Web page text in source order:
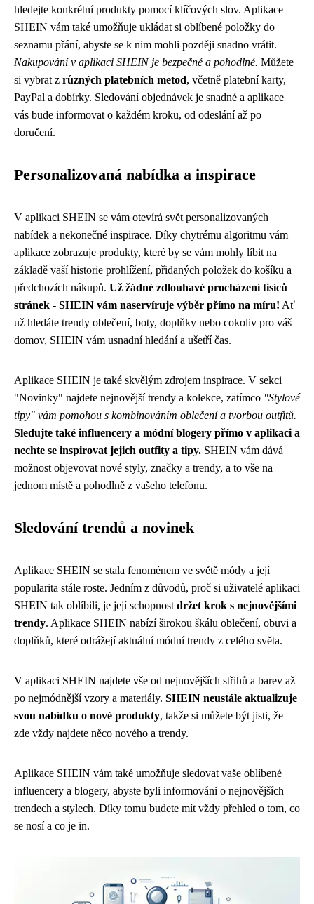
hledejte konkrétní produkty pomocí klíčových slov. Aplikace
SHEIN vám také umožňuje ukládat si oblíbené položky do
seznamu přání, abyste se k nim mohli později snadno vrátit.
Nakupování v aplikaci SHEIN je bezpečné a pohodlné. Můžete
si vybrat z různých platebních metod, včetně platební karty,
PayPal a dobírky. Sledování objednávek je snadné a aplikace
vás bude informovat o každém kroku, od odeslání až po
doručení.
Personalizovaná nabídka a inspirace
V aplikaci SHEIN se vám otevírá svět personalizovaných
nabídek a nekonečné inspirace. Díky chytrému algoritmu vám
aplikace zobrazuje produkty, které by se vám mohly líbit na
základě vaší historie prohlížení, přidaných položek do košíku a
předchozích nákupů. Už žádné zdlouhavé procházení tisíců
stránek - SHEIN vám naservíruje výběr přímo na míru! Ať
už hledáte trendy oblečení, boty, doplňky nebo cokoliv pro váš
domov, SHEIN vám usnadní hledání a ušetří čas.
Aplikace SHEIN je také skvělým zdrojem inspirace. V sekci
"Novinky" najdete nejnovější trendy a kolekce, zatímco "Stylové
tipy" vám pomohou s kombinováním oblečení a tvorbou outfitů.
Sledujte také influencery a módní blogery přímo v aplikaci a
nechte se inspirovat jejich outfity a tipy. SHEIN vám dává
možnost objevovat nové styly, značky a trendy, a to vše na
jednom místě a pohodlně z vašeho telefonu.
Sledování trendů a novinek
Aplikace SHEIN se stala fenoménem ve světě módy a její
popularita stále roste. Jedním z důvodů, proč si uživatelé aplikaci
SHEIN tak oblíbili, je její schopnost držet krok s nejnovějšími
trendy. Aplikace SHEIN nabízí širokou škálu oblečení, obuvi a
doplňků, které odrážejí aktuální módní trendy z celého světa.
V aplikaci SHEIN najdete vše od nejnovějších střihů a barev až
po nejmódnější vzory a materiály. SHEIN neustále aktualizuje
svou nabídku o nové produkty, takže si můžete být jisti, že
zde vždy najdete něco nového a trendy.
Aplikace SHEIN vám také umožňuje sledovat vaše oblíbené
influencery a blogery, abyste byli informováni o nejnovějších
trendech a stylech. Díky tomu budete mít vždy přehled o tom, co
se nosí a co je in.